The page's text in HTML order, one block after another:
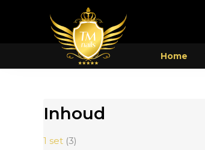
Home
Inhoud
1 set (3)